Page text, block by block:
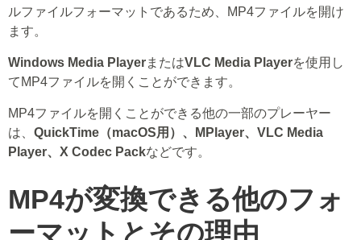
ルファイルフォーマットであるため、MP4ファイルを開け
ます。
Windows Media PlayerまたはVLC Media Playerを使用し
てMP4ファイルを開くことができます。
MP4ファイルを開くことができる他の一部のプレーヤー
は、 QuickTime（macOS用）、MPlayer、VLC Media
Player、X Codec Packなどです。
MP4が変換できる他のフォ
ーマットとその理由